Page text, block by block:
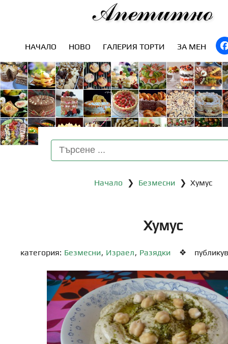
Апетитно
НАЧАЛО НОВО ГАЛЕРИЯ ТОРТИ ЗА МЕН
Начало ❯ Безмесни ❯ Хумус
Хумус
категория: Безмесни, Израел, Разядки ❖